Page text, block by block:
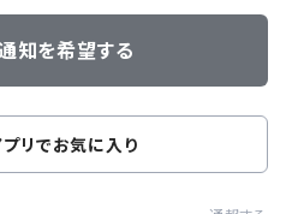
知を希望する
リでお気に入り